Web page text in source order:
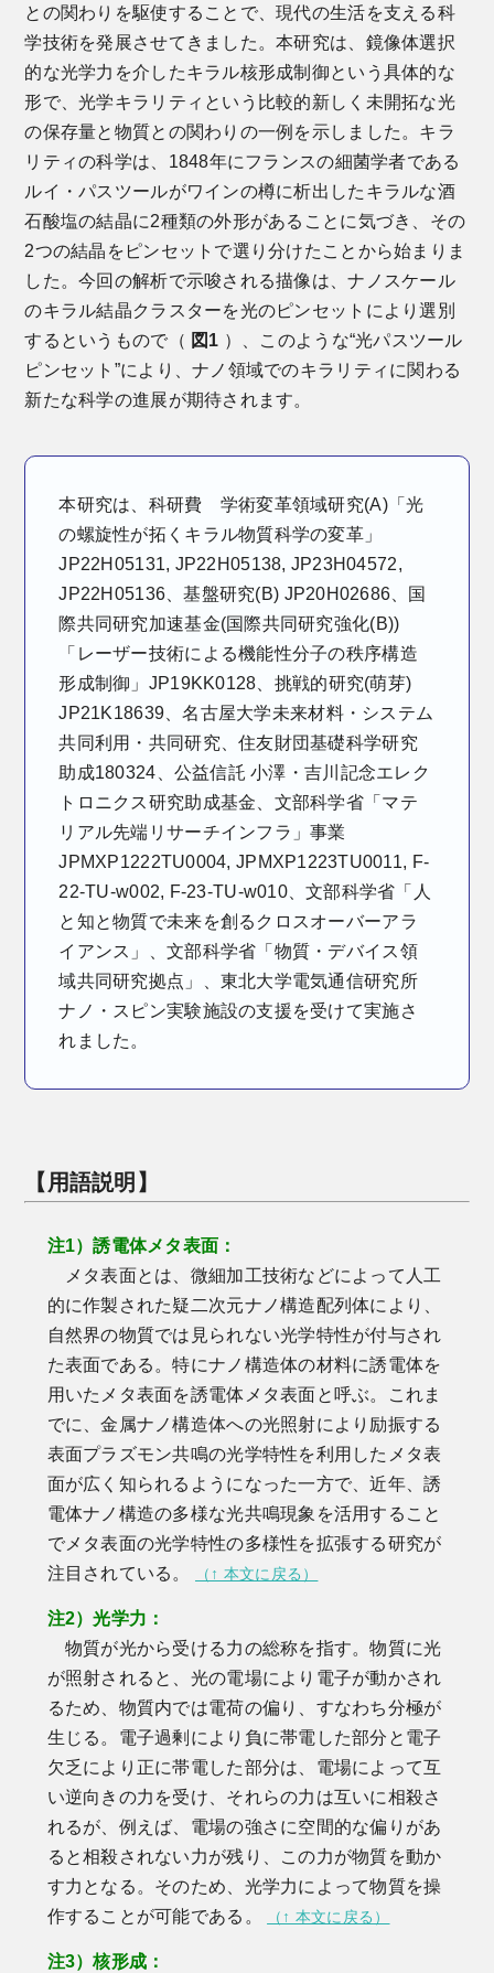
との関わりを駆使することで、現代の生活を支える科
学技術を発展させてきました。本研究は、鏡像体選択
的な光学力を介したキラル核形成制御という具体的な
形で、光学キラリティという比較的新しく未開拓な光
の保存量と物質との関わりの一例を示しました。キラ
リティの科学は、1848年にフランスの細菌学者である
ルイ・パスツールがワインの樽に析出したキラルな酒
石酸塩の結晶に2種類の外形があることに気づき、その
2つの結晶をピンセットで選り分けたことから始まりま
した。今回の解析で示唆される描像は、ナノスケール
のキラル結晶クラスターを光のピンセットにより選別
するというもので（ 図1 ）、このような“光パスツール
ピンセット”により、ナノ領域でのキラリティに関わる
新たな科学の進展が期待されます。
本研究は、科研費 学術変革領域研究(A)「光
の螺旋性が拓くキラル物質科学の変革」
JP22H05131, JP22H05138, JP23H04572,
JP22H05136、基盤研究(B) JP20H02686、国
際共同研究加速基金(国際共同研究強化(B))
「レーザー技術による機能性分子の秩序構造
形成制御」JP19KK0128、挑戦的研究(萌芽)
JP21K18639、名古屋大学未来材料・システム
共同利用・共同研究、住友財団基礎科学研究
助成180324、公益信託 小澤・吉川記念エレク
トロニクス研究助成基金、文部科学省「マテ
リアル先端リサーチインフラ」事業
JPMXP1222TU0004, JPMXP1223TU0011, F-
22-TU-w002, F-23-TU-w010、文部科学省「人
と知と物質で未来を創るクロスオーバーアラ
イアンス」、文部科学省「物質・デバイス領
域共同研究拠点」、東北大学電気通信研究所
ナノ・スピン実験施設の支援を受けて実施さ
れました。
【用語説明】
注1）誘電体メタ表面：
メタ表面とは、微細加工技術などによって人工
的に作製された疑二次元ナノ構造配列体により、
自然界の物質では見られない光学特性が付与され
た表面である。特にナノ構造体の材料に誘電体を
用いたメタ表面を誘電体メタ表面と呼ぶ。これま
でに、金属ナノ構造体への光照射により励振する
表面プラズモン共鳴の光学特性を利用したメタ表
面が広く知られるようになった一方で、近年、誘
電体ナノ構造の多様な光共鳴現象を活用すること
でメタ表面の光学特性の多様性を拡張する研究が
注目されている。
（↑ 本文に戻る）
注2）光学力：
物質が光から受ける力の総称を指す。物質に光
が照射されると、光の電場により電子が動かされ
るため、物質内では電荷の偏り、すなわち分極が
生じる。電子過剰により負に帯電した部分と電子
欠乏により正に帯電した部分は、電場によって互
い逆向きの力を受け、それらの力は互いに相殺さ
れるが、例えば、電場の強さに空間的な偏りがあ
ると相殺されない力が残り、この力が物質を動か
す力となる。そのため、光学力によって物質を操
作することが可能である。
（↑ 本文に戻る）
注3）核形成：